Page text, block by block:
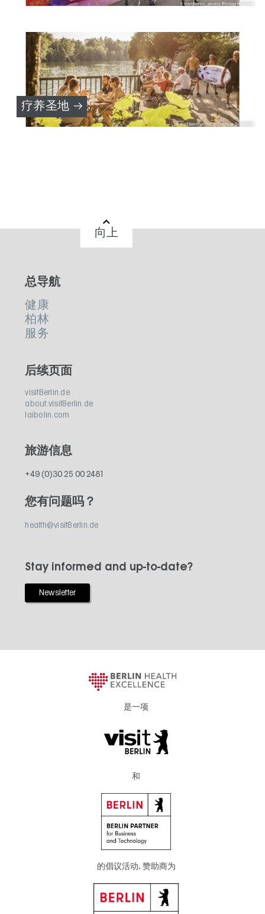
visitBerlin, photo: Philipp Koschel
visitBerlin, photo: Dagmar Schwelle
疗养圣地
向上
总导航
健康
柏林
服务
后续页面
visitBerlin.de
about.visitBerlin.de
laibolin.com
旅游信息
+49 (0)30 25 00 2481
您有问题吗？
health@visitBerlin.de
Stay informed and up-to-date?
Newsletter
是一项
和
的倡议活动. 赞助商为